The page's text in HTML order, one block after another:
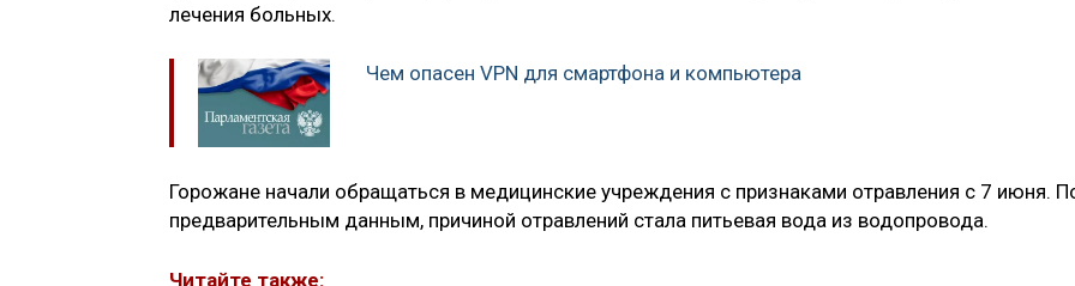
лечения больных.
Чем опасен VPN для смартфона и компьютера
Горожане начали обращаться в медицинские учреждения с признаками отравления с 7 июня.
предварительным данным, причиной отравлений стала питьевая вода из водопровода.
Читайте также: